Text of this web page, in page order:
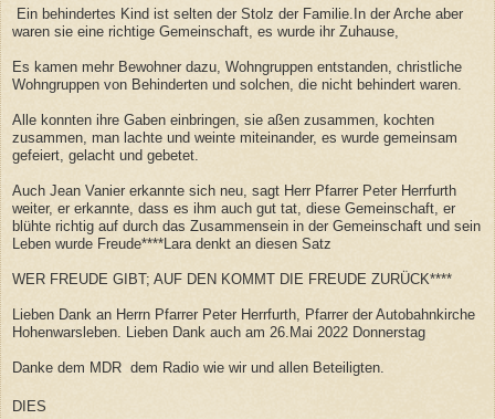
Ein behindertes Kind ist selten der Stolz der Familie.In der Arche aber
waren sie eine richtige Gemeinschaft, es wurde ihr Zuhause,
Es kamen mehr Bewohner dazu, Wohngruppen entstanden, christliche
Wohngruppen von Behinderten und solchen, die nicht behindert waren.
Alle konnten ihre Gaben einbringen, sie aßen zusammen, kochten
zusammen, man lachte und weinte miteinander, es wurde gemeinsam
gefeiert, gelacht und gebetet.
Auch Jean Vanier erkannte sich neu, sagt Herr Pfarrer Peter Herrfurth
weiter, er erkannte, dass es ihm auch gut tat, diese Gemeinschaft, er
blühte richtig auf durch das Zusammensein in der Gemeinschaft und sein
Leben wurde Freude****Lara denkt an diesen Satz
WER FREUDE GIBT; AUF DEN KOMMT DIE FREUDE ZURÜCK****
Lieben Dank an Herrn Pfarrer Peter Herrfurth, Pfarrer der Autobahnkirche
Hohenwarsleben. Lieben Dank auch am 26.Mai 2022 Donnerstag
Danke dem MDR dem Radio wie wir und allen Beteiligten.
DIES